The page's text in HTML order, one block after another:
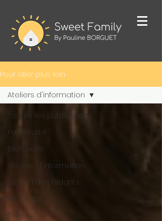
Pour aller plus loin
Toutes les publications
Parentalité
Bien vieillir
Ateliers d'information
Le coin des aidants
Bien-être
Divers
Ateliers d'information